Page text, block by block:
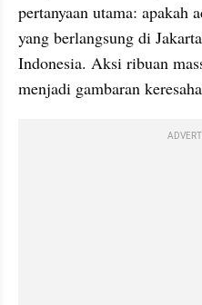
pertanyaan utama: apakah
yang berlangsung di
Indonesia. Aksi ribuan
menjadi gambaran